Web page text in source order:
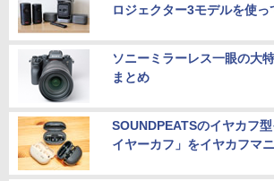
ロジェクター3モデルを使っ
ソニーミラーレス一眼の大
まとめ
SOUNDPEATSのイヤカフ
イヤーカフ」をイヤカフマ